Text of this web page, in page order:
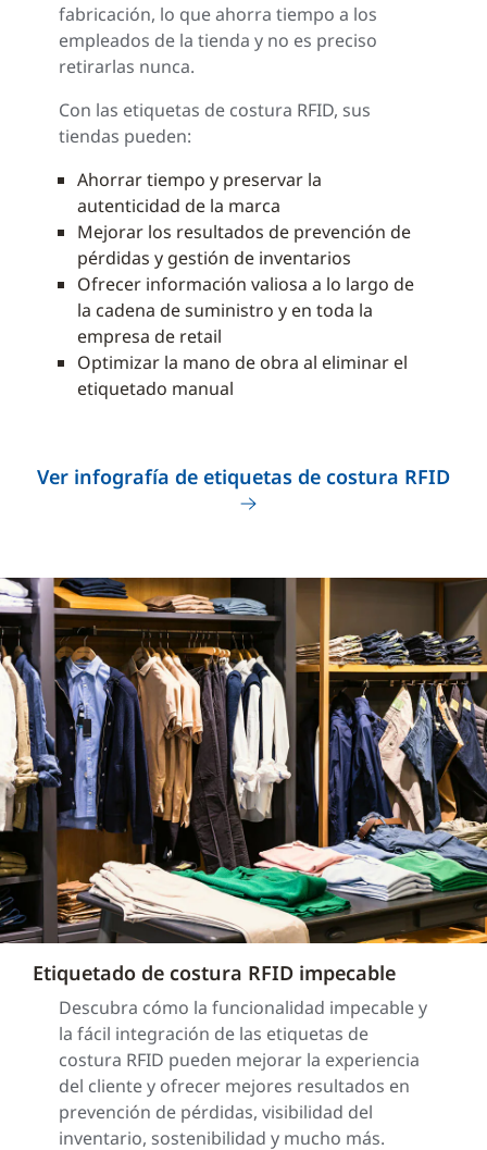
fabricación, lo que ahorra tiempo a los
empleados de la tienda y no es preciso
retirarlas nunca.
Con las etiquetas de costura RFID, sus
tiendas pueden:
Ahorrar tiempo y preservar la
autenticidad de la marca
Mejorar los resultados de prevención de
pérdidas y gestión de inventarios
Ofrecer información valiosa a lo largo de
la cadena de suministro y en toda la
empresa de retail
Optimizar la mano de obra al eliminar el
etiquetado manual
Ver infografía de etiquetas de costura RFID
Etiquetado de costura RFID impecable
Descubra cómo la funcionalidad impecable y
la fácil integración de las etiquetas de
costura RFID pueden mejorar la experiencia
del cliente y ofrecer mejores resultados en
prevención de pérdidas, visibilidad del
inventario, sostenibilidad y mucho más.